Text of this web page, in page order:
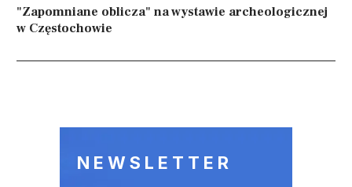
"Zapomniane oblicza" na wystawie archeologicznej
w Częstochowie
NEWSLETTER